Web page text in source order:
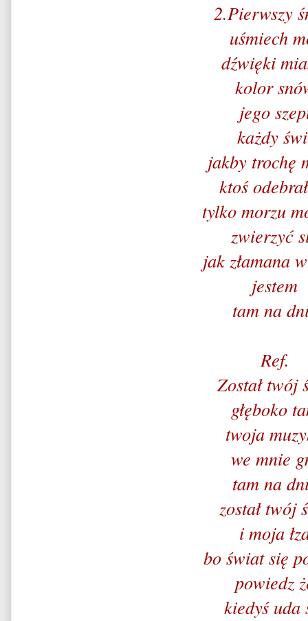
2.Pierwszy
uśmiech
dźwięki
kolor
jego
każdy
jakby trochę
ktoś
tylko morzu
zwierzyć
jak złamana
jestem
tam na
Ref.
Został twój
głęboko
twoja
we mnie
tam na
został twój
i moja
bo świat się
powiedz
kiedyś uda